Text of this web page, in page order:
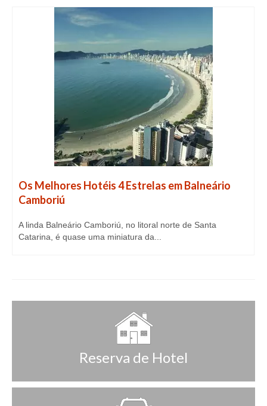
Os Melhores Hotéis 4 Estrelas em Balneário
Camboriú
A linda Balneário Camboriú, no litoral norte de Santa
Catarina, é quase uma miniatura da...
Reserva de Hotel